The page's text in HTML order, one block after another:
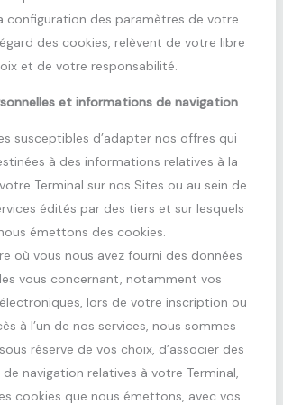
configuration des paramètres de votre
des cookies, relèvent de votre libre
et de votre responsabilité.
et informations de navigation
susceptibles d’adapter nos offres qui
à des informations relatives à la
Terminal sur nos Sites ou au sein de
édités par des tiers et sur lesquels
émettons des cookies.
où vous nous avez fourni des données
vous concernant, notamment vos
lors de votre inscription ou
à l’un de nos services, nous sommes
réserve de vos choix, d’associer des
navigation relatives à votre Terminal,
cookies que nous émettons, avec vos